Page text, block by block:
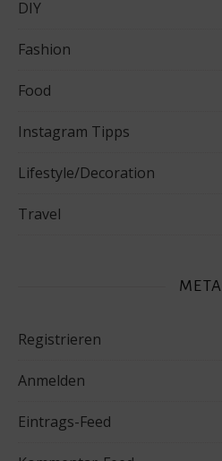
DIY
Fashion
Food
Instagram Tipps
Lifestyle/Decoration
Travel
META
Registrieren
Anmelden
Eintrags-Feed